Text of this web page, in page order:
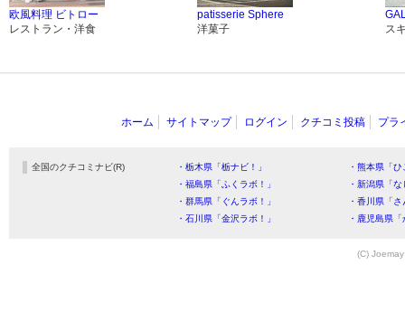
欧風料理 ビトロー
レストラン・洋食
patisserie Sphere
洋菓子
ス
ホーム サイトマップ ログイン クチコミ投稿 プラ
全国のクチコミナビ(R) ・栃木県「栃ナビ！」
・熊本県「
・福島県「ふくラボ！」
・新潟県「
・群馬県「ぐんラボ！」
・香川県「
・石川県「金沢ラボ！」
・鹿児島県
(C)